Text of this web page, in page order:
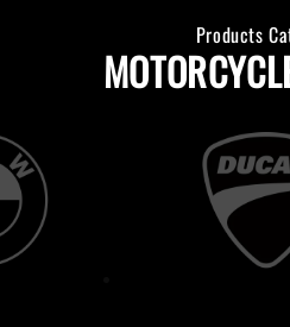
Products